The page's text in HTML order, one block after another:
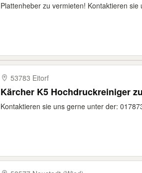
Plattenheber zu vermieten! Kontaktieren
53783 Eitorf
Kärcher K5 Hochdruckreiniger
Kontaktieren sie uns gerne unter der: